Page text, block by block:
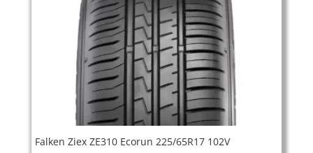
Falken Ziex ZE310 Ecorun 225/65R17 102V